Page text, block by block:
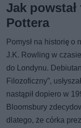
Jak
Pottera
Pomysł na historię o
J.K. Rowling w
do Londynu.
Filozoficzny”,
nastąpił dopiero w
Bloomsbury
dlatego, że córka